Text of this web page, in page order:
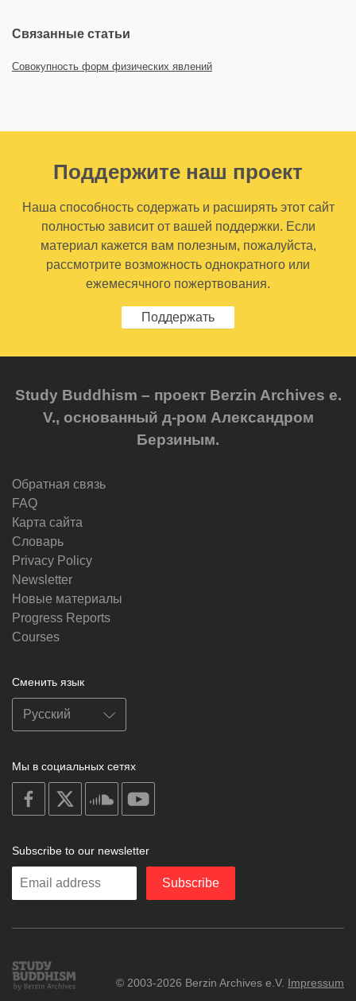
Связанные статьи
Совокупность форм физических явлений
Поддержите наш проект
Наша способность содержать и расширять этот сайт
полностью зависит от вашей поддержки. Если
материал кажется вам полезным, пожалуйста,
рассмотрите возможность однократного или
ежемесячного пожертвования.
Поддержать
Study Buddhism – проект Berzin Archives e.
V., основанный д-ром Александром
Берзиным.
Обратная связь
FAQ
Карта сайта
Словарь
Privacy Policy
Newsletter
Новые материалы
Progress Reports
Courses
Сменить язык
Мы в социальных сетях
on
facebook
soundcloud
Subscribe to our newsletter
Enter
Subscribe
Study
Buddhism
© 2003-2026 Berzin Archives e.V. Impressum